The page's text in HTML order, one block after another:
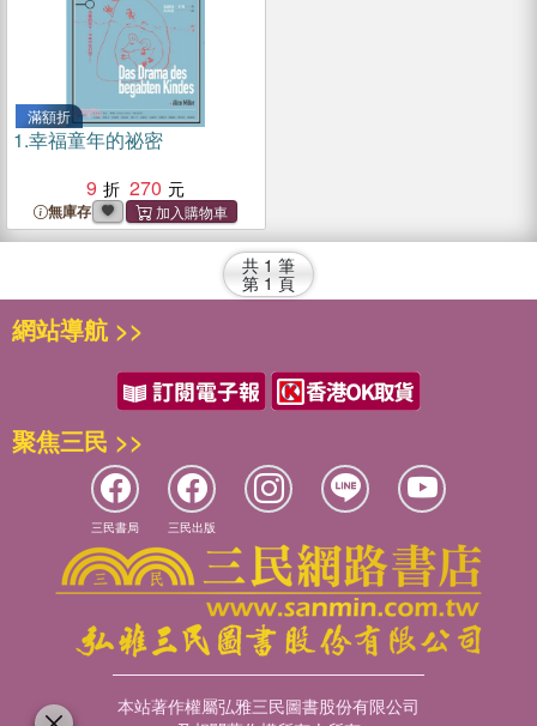
滿額折
1.幸福童年的祕密
9
270
無庫存
共 1 筆
第 1 頁
網站導航 >>
聚焦三民 >>
三民書局 三民出版
本站著作權屬弘雅三民圖書股份有限公司